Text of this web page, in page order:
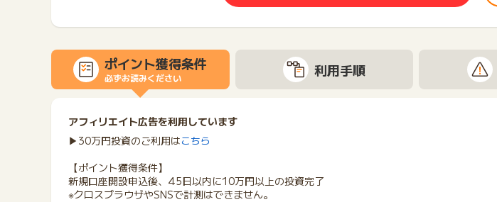
ポイント獲得条件
必ずお読みください 利用手順
アフィリエイト広告を利用しています
▶30万円投資のご利用はこちら
【ポイント獲得条件】
新規口座開設申込後、45日以内に10万円以上の投資完了
※クロスブラウザやSNSで計測はできません。